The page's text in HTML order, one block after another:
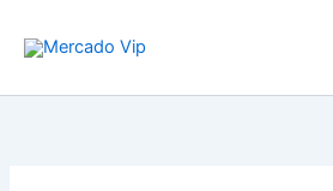
para
conteúdo